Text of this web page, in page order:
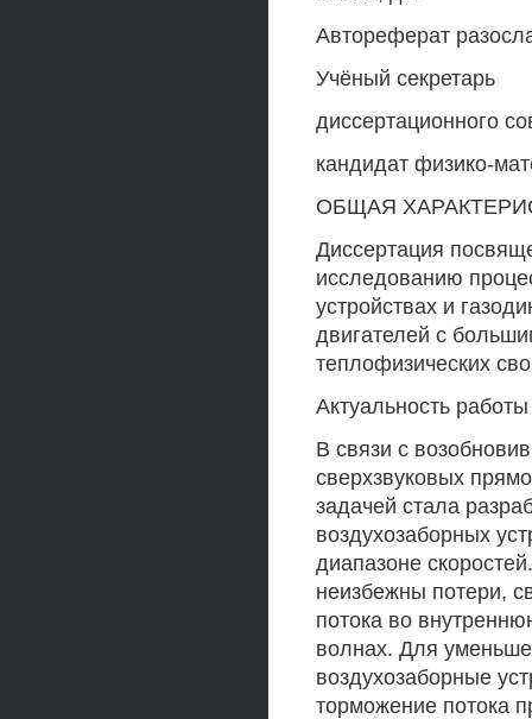
Автореферат
Учёный секретарь
диссертационного
кандидат физико-
ОБЩАЯ
Диссертация
исследованию
устройствах и
двигателей с
теплофизических
Актуальность работы
В связи с
сверхзвуковых
задачей стала
воздухозаборных
диапазоне
неизбежны потери,
потока во
волнах. Для
воздухозаборные
торможение потока